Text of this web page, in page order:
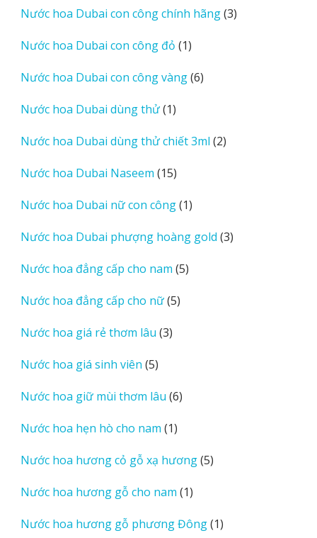
phẩm
Nước hoa Dubai con công chính hãng 33
Nước hoa Dubai con công đỏ 11
phẩm
Nước hoa Dubai con công vàng 66
Nước hoa Dubai dùng thử 11
phẩm
Nước hoa Dubai dùng thử chiết 3ml 22
Nước hoa Dubai Naseem 1515
phẩm
Nước hoa Dubai nữ con công 11
phẩm
Nước hoa Dubai phượng hoàng gold 33
Nước hoa đẳng cấp cho nam 55
Nước hoa đẳng cấp cho nữ 55
Nước hoa giá rẻ thơm lâu 33
Nước hoa giá sinh viên 55
phẩm
Nước hoa giữ mùi thơm lâu 66
Nước hoa hẹn hò cho nam 11
phẩm
Nước hoa hương cỏ gỗ xạ hương 55
Nước hoa hương gỗ cho nam 11
phẩm
Nước hoa hương gỗ phương Đông 11